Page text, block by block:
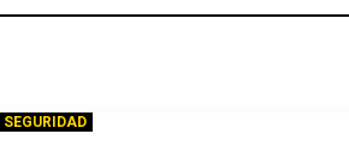
SEGURIDAD